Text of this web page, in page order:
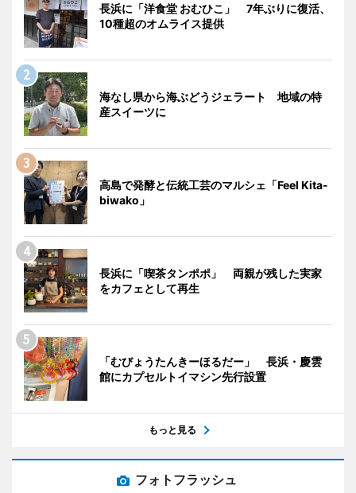
長浜に「洋食堂 おむひこ」 7年ぶりに復活、
10種超のオムライス提供
海なし県から海ぶどうジェラート 地域の特
産スイーツに
高島で発酵と伝統工芸のマルシェ「Feel Kita-
biwako」
長浜に「喫茶タンポポ」 両親が残した実家
をカフェとして再生
「むびょうたんきーほるだー」 長浜・慶雲
館にカプセルトイマシン先行設置
もっと見る
フォトフラッシュ